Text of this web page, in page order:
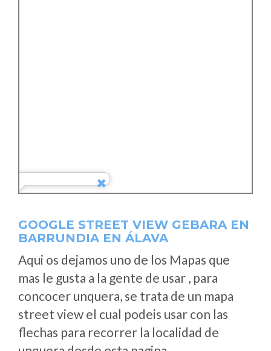
GOOGLE STREET VIEW GEBARA EN
BARRUNDIA EN ÁLAVA
Aqui os dejamos uno de los Mapas que
mas le gusta a la gente de usar , para
concocer unquera, se trata de un mapa
street view el cual podeis usar con las
flechas para recorrer la localidad de